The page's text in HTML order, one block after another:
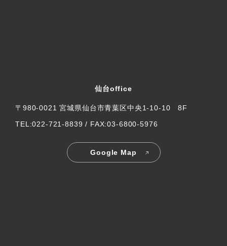
仙台office
〒980-0021 宮城県仙台市青葉区中央1-10-10 8F
TEL:022-721-8839 / FAX:03-6800-5976
Google Map